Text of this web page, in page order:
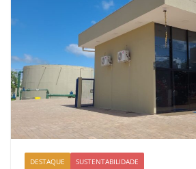
DESTAQUE SUSTENTABILIDADE